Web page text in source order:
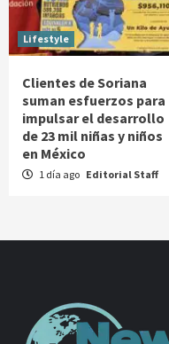
Lifestyle
Clientes de Soriana
suman esfuerzos para
impulsar el desarrollo
de 23 mil niñas y niños
en México
1 día ago Editorial Staff